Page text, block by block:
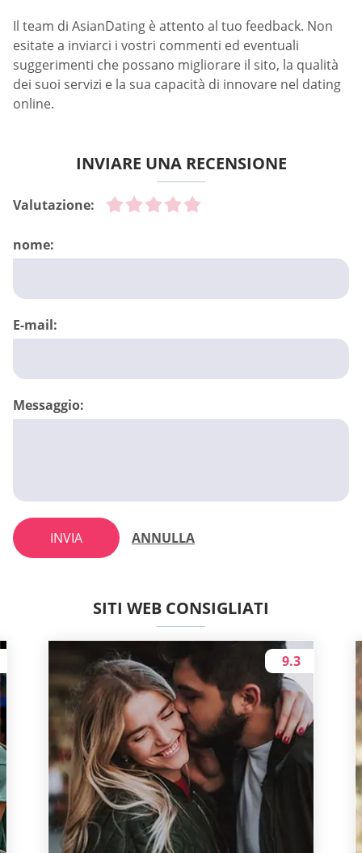
Il team di AsianDating è attento al tuo feedback. Non
esitate a inviarci i vostri commenti ed eventuali
suggerimenti che possano migliorare il sito, la qualità
dei suoi servizi e la sua capacità di innovare nel dating
online.
INVIARE UNA RECENSIONE
Valutazione:
nome:
E-mail:
Messaggio:
INVIA ANNULLA
SITI WEB CONSIGLIATI
9.3